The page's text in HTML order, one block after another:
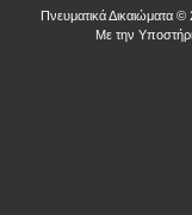
Πνευματικά Δικαιώματα
Με την